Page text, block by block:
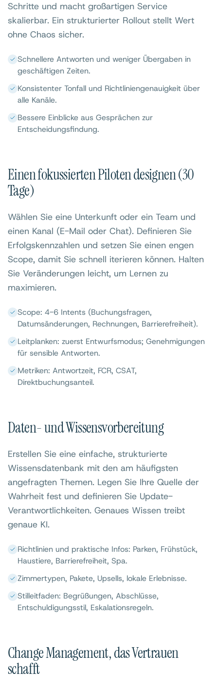
Schritte und macht großartigen Service
skalierbar. Ein strukturierter Rollout stellt Wert
ohne Chaos sicher.
Schnellere Antworten und weniger Übergaben in
geschäftigen Zeiten.
Konsistenter Tonfall und Richtliniengenauigkeit über
alle Kanäle.
Bessere Einblicke aus Gesprächen zur
Entscheidungsfindung.
Einen fokussierten Piloten designen (30
Tage)
Wählen Sie eine Unterkunft oder ein Team und
einen Kanal (E-Mail oder Chat). Definieren Sie
Erfolgskennzahlen und setzen Sie einen engen
Scope, damit Sie schnell iterieren können. Halten
Sie Veränderungen leicht, um Lernen zu
maximieren.
Scope: 4-6 Intents (Buchungsfragen,
Datumsänderungen, Rechnungen, Barrierefreiheit).
Leitplanken: zuerst Entwurfsmodus; Genehmigungen
für sensible Antworten.
Metriken: Antwortzeit, FCR, CSAT,
Direktbuchungsanteil.
Daten- und Wissensvorbereitung
Erstellen Sie eine einfache, strukturierte
Wissensdatenbank mit den am häufigsten
angefragten Themen. Legen Sie Ihre Quelle der
Wahrheit fest und definieren Sie Update-
Verantwortlichkeiten. Genaues Wissen treibt
genaue KI.
Richtlinien und praktische Infos: Parken, Frühstück,
Haustiere, Barrierefreiheit, Spa.
Zimmertypen, Pakete, Upsells, lokale Erlebnisse.
Stilleitfaden: Begrüßungen, Abschlüsse,
Entschuldigungsstil, Eskalationsregeln.
Change Management, das Vertrauen
schafft